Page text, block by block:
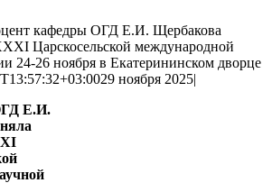
кафедры ОГД Е.И. Щербакова
Царскосельской международной
24-26 ноября в Екатерининском дворце
29 ноября 2025|
Е.И.